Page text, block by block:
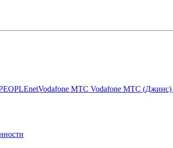
Vodafone MTC Vodafone МТС (Джинс)